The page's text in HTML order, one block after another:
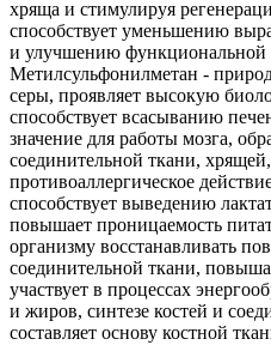
хряща и стимулируя
способствует уменьшению
и улучшению функциональной
Метилсульфонилметан -
серы, проявляет высокую
способствует всасыванию
значение для работы мозга,
соединительной ткани,
противоаллергическое
способствует выведению
повышает проницаемость
организму восстанавливать
соединительной ткани,
участвует в процессах
и жиров, синтезе костей и
составляет основу костной